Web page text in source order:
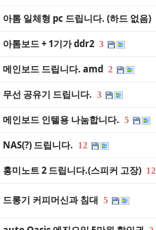
아톰 일체형 pc 드립니다. (하드 없음)
아톰보드 + 1기가 ddr2 3
메인보드 드립니다. amd 2
무선 공유기 드립니다. 3
메인보드 인텔용 나눔합니다. 5
NAS(?) 드립니다. 12
홍미노트 2 드립니다.(스피커 고장) 12
드롱기 커피머신과 침대 5